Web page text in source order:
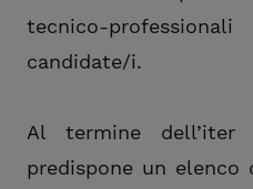
tecnico-
candidate/i.
Al termine
predispone un